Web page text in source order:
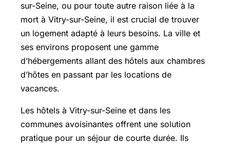
sur-Seine, ou pour toute autre raison liée à la
mort à Vitry-sur-Seine, il est crucial de trouver
un logement adapté à leurs besoins. La ville et
ses environs proposent une gamme
d’hébergements allant des hôtels aux chambres
d’hôtes en passant par les locations de
vacances.
Les hôtels à Vitry-sur-Seine et dans les
communes avoisinantes offrent une solution
pratique pour un séjour de courte durée. Ils